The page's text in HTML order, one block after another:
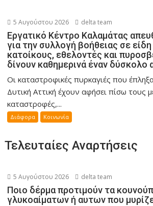
5 Αυγούστου 2026 delta team
Εργατικό Κέντρο Καλαμάτας
για την συλλογή βοήθειας σε
κατοίκους, εθελοντές και
δίνουν καθημερινά έναν δύσκολο
Οι καταστροφικές πυρκαγιές που
Δυτική Αττική έχουν αφήσει πίσω τους
καταστροφές,...
Διάφορα Κοινωνία
Τελευταίες Αναρτήσεις
5 Αυγούστου 2026 delta team
Ποιο δέρμα προτιμούν τα
γλυκοαίματων ή αυτων που